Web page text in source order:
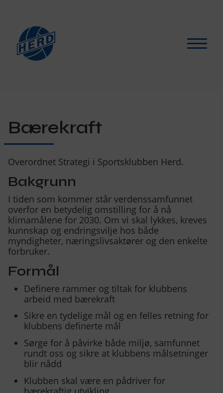
Støtt oss
Artikler
Om oss ▾
Kontakt oss
Bærekraft
Overordnet Strategi i Sportsklubben Herd.
Bakgrunn
I tiden som kommer står verdenssamfunnet
overfor en betydelig omstilling for å nå
klimamålene for 2030. Om vi skal lykkes, kreves
kunnskap og endringsvilje hos både
myndigheter, næringslivsaktører og den enkelte
forbruker.
Formål
Definere rammer og tiltak for klubbens
arbeid med bærekraft
Sikre en tydelige mål og en felles retning for
klubbens definerte mål
Sørge for å påvirke både miljø, samfunnet
rundt oss og sikre at klubbens målsetninger
blir nådd
Klubben skal være en pådriver for